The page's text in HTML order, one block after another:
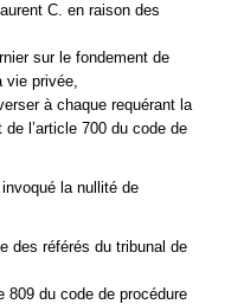
C. en raison des
sur le fondement de
vie privée,
à chaque requérant la
l’article 700 du code de
la nullité de
des référés du tribunal de
809 du code de procédure